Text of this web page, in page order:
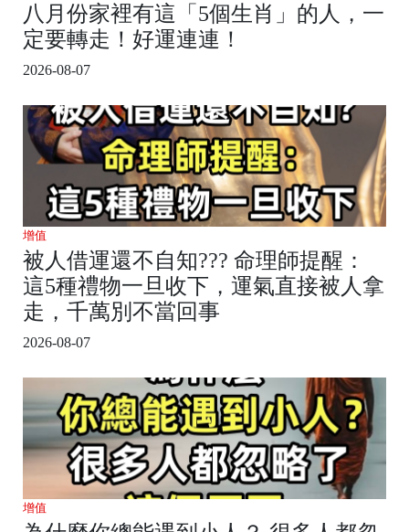
八月份家裡有這「5個生肖」的人，一
定要轉走！好運連連！
2026-08-07
增值
被人借運還不自知??? 命理師提醒：
這5種禮物一旦收下，運氣直接被人拿
走，千萬別不當回事
2026-08-07
增值